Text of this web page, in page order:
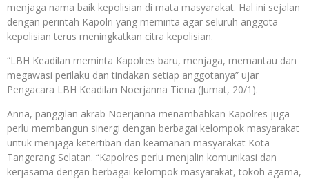
menjaga nama baik kepolisian di mata masyarakat. Hal ini sejalan
dengan perintah Kapolri yang meminta agar seluruh anggota
kepolisian terus meningkatkan citra kepolisian.
“LBH Keadilan meminta Kapolres baru, menjaga, memantau dan
megawasi perilaku dan tindakan setiap anggotanya” ujar
Pengacara LBH Keadilan Noerjanna Tiena (Jumat, 20/1).
Anna, panggilan akrab Noerjanna menambahkan Kapolres juga
perlu membangun sinergi dengan berbagai kelompok masyarakat
untuk menjaga ketertiban dan keamanan masyarakat Kota
Tangerang Selatan. “Kapolres perlu menjalin komunikasi dan
kerjasama dengan berbagai kelompok masyarakat, tokoh agama,